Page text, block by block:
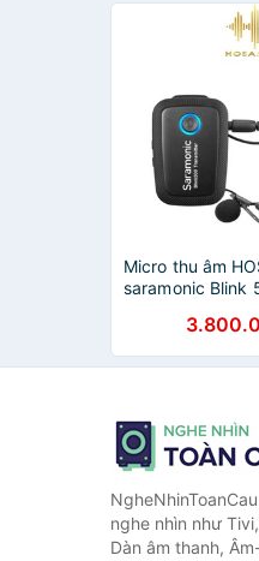
Micro thu âm
saramonic Blink
hành 12 tháng
nghe nhìn như
Dàn âm thanh,